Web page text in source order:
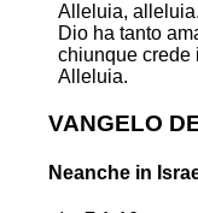
Alleluia, alleluia.
Dio ha tanto
chiunque crede
Alleluia.
VANGELO
Neanche in